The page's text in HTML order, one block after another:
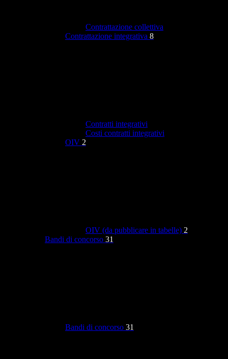
Contrattazione collettiva
Contrattazione integrativa 8
Contratti integrativi
Costi contratti integrativi
OIV 2
OIV (da pubblicare in tabelle) 2
Bandi di concorso 31
Bandi di concorso 31